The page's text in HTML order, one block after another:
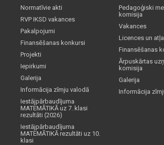
Normatīvie akti
RVP IKSD vakances
Pakalpojumi
Finansēšanas konkursi
Projekti
Iepirkumi
Galerija
Informācija zīmju valodā
Iestājpārbaudījuma
MATEMĀTIKĀ uz 7. klasi
rezultāti (2026)
Iestājpārbaudījuma
MATEMĀTIKĀ rezultāti uz 10.
klasi
Pedagoģiski
komisija
Vakances
Licences un
Finansēšanas
Ārpuskārtas
komisija
Galerija
Informācija